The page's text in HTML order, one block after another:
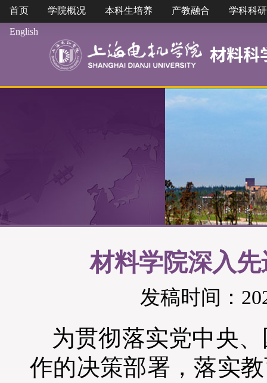
首页 学院概况 本科生培养 产教融合 学科科研
English
材料学院深入
发稿时间：
为贯彻落实党中央
作的决策部署，落实